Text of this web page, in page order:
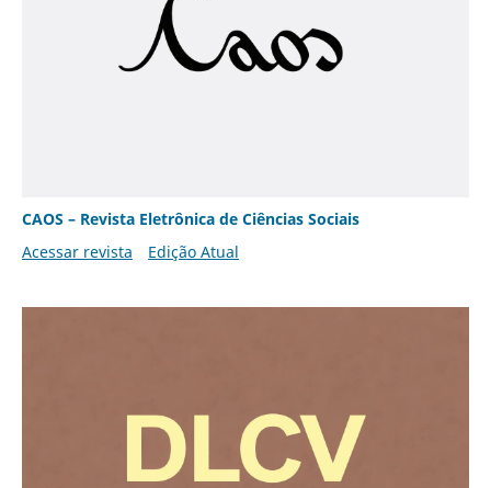
CAOS – Revista Eletrônica de Ciências Sociais
Acessar revista
Edição Atual